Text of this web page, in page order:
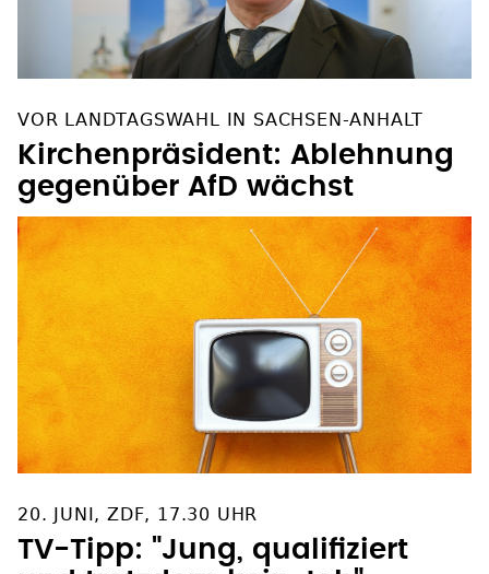
VOR LANDTAGSWAHL IN SACHSEN-ANHALT
Kirchenpräsident: Ablehnung
gegenüber AfD wächst
20. JUNI, ZDF, 17.30 UHR
TV-Tipp: "Jung, qualifiziert